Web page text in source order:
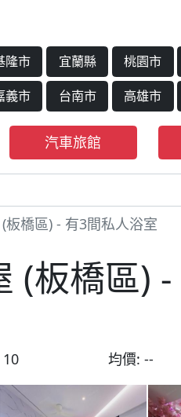
隆市 宜蘭縣 桃園市
義市 台南市 高雄市
汽車旅館
板橋區) - 有3間私人浴室
(板橋區)
均價:--